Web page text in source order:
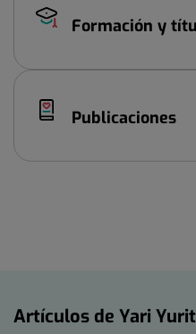
Formación y
Publicaciones
Artículos de Yari